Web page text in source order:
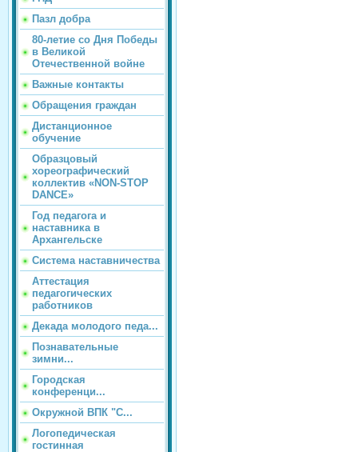
Пазл добра
80-летие со Дня Победы
в Великой
Отечественной войне
Важные контакты
Обращения граждан
Дистанционное
обучение
Образцовый
хореографический
коллектив «NON-STOP
DANCE»
Год педагога и
наставника в
Архангельске
Система наставничества
Аттестация
педагогических
работников
Декада молодого педа...
Познавательные
зимни...
Городская
конференци...
Окружной ВПК "С...
Логопедическая
гостинная